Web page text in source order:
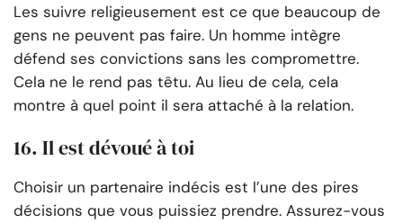
Les suivre religieusement est ce que beaucoup de
gens ne peuvent pas faire. Un homme intègre
défend ses convictions sans les compromettre.
Cela ne le rend pas têtu. Au lieu de cela, cela
montre à quel point il sera attaché à la relation.
16. Il est dévoué à toi
Choisir un partenaire indécis est l’une des pires
décisions que vous puissiez prendre. Assurez-vous